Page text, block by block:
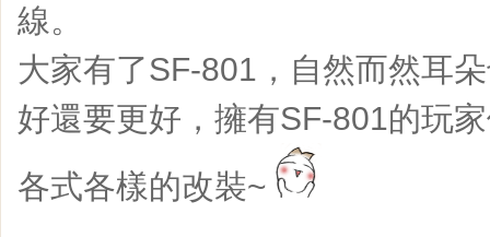
線。
大家有了SF-801，自然而然耳
好還要更好，擁有SF-801的玩
各式各樣的改裝~